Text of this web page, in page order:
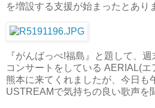
を増設する支援が始まったとあり
『がんばっぺ!福島』と題して、
コンサートをしている AERIAL(
熊本に来てくれましたが、今日も
USTREAMで気持ちの良い歌声を